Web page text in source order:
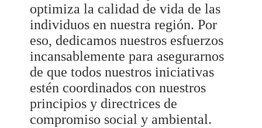
optimiza la calidad de vida de las
individuos en nuestra región. Por
eso, dedicamos nuestros esfuerzos
incansablemente para asegurarnos
de que todos nuestros iniciativas
estén coordinados con nuestros
principios y directrices de
compromiso social y ambiental.